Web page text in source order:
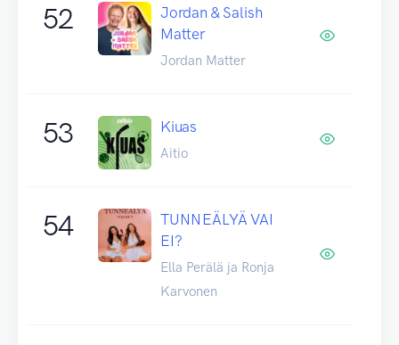
52
Jordan & Salish
Matter
Jordan Matter
53 Kiuas
Aitio
54
TUNNEÄLYÄ VAI
EI?
Ella Perälä ja Ronja
Karvonen